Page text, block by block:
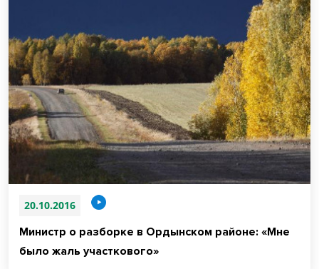
20.10.2016
Министр о разборке в Ордынском районе: «Мне
было жаль участкового»